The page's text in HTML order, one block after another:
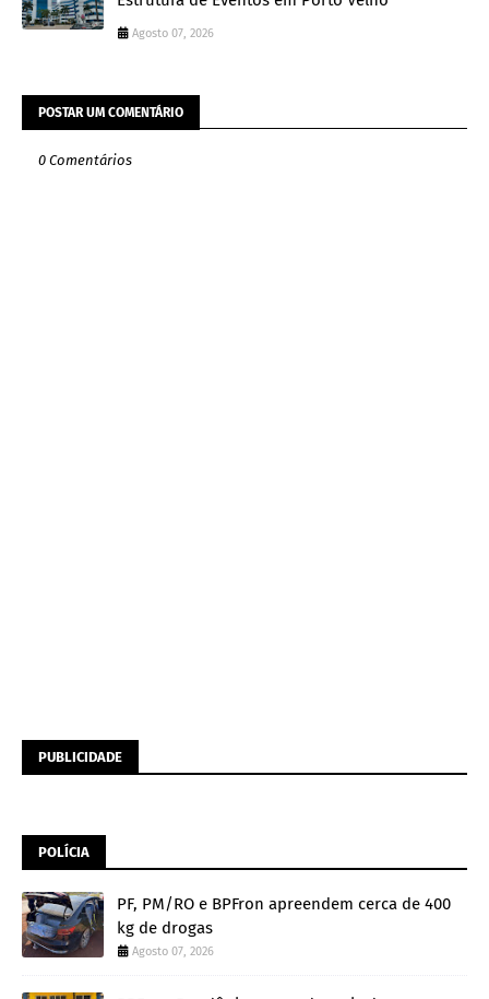
Agosto 07, 2026
POSTAR UM COMENTÁRIO
0 Comentários
PUBLICIDADE
POLÍCIA
PF, PM/RO e BPFron apreendem cerca de 400
kg de drogas
Agosto 07, 2026